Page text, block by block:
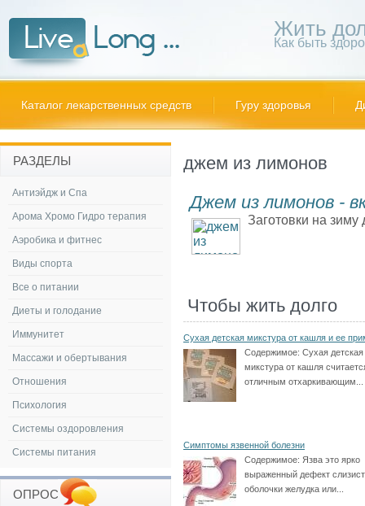
Жить
Как быть
Каталог лекарственных средств Гуру здоровья
джем из лимонов
Джем из лимонов -
Заготовки на
Чтобы жить долго
Сухая детская микстура от кашля и ее
Содержимое: Сухая детская
микстура от кашля
отличным отхаркивающим...
Симптомы язвенной болезни
Содержимое: Язва это ярко
выраженный дефект
оболочки желудка или...
РАЗДЕЛЫ
Антиэйдж и Спа
Арома Хромо Гидро терапия
Аэробика и фитнес
Виды спорта
Все о питании
Диеты и голодание
Иммунитет
Массажи и обертывания
Отношения
Психология
Системы оздоровления
Системы питания
ОПРОС